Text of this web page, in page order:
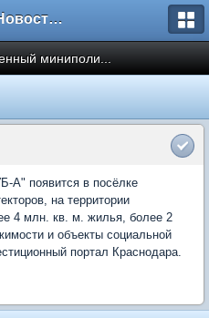
Форум Новостройки
миниполи...
А" появится в посёлке
на территории
4 млн. кв. м. жилья, более 2
и объекты социальной
портал Краснодара.